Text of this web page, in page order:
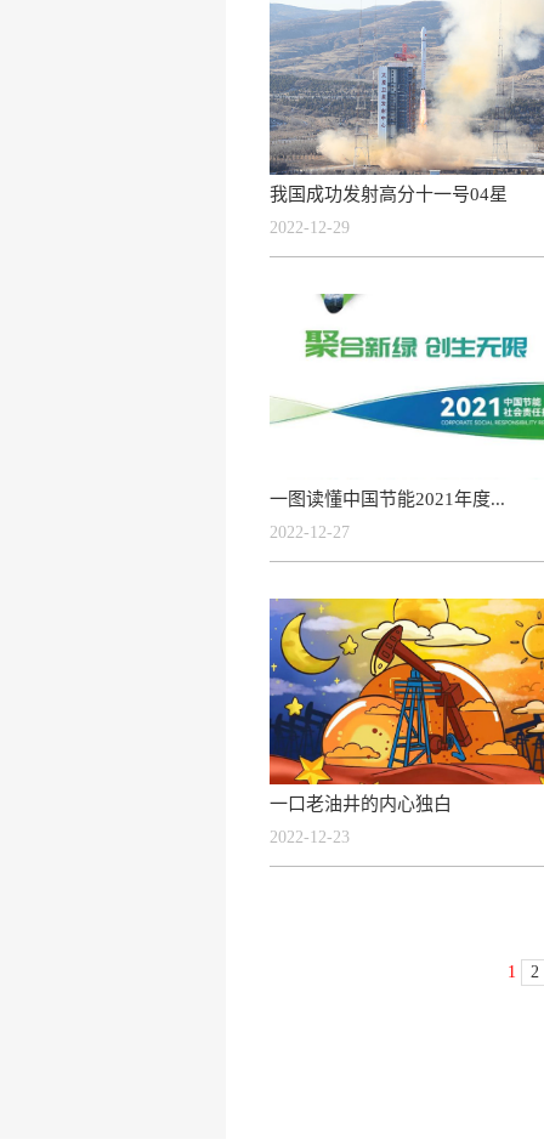
我国成功发射高分十一号04星
2022-12-29
一图读懂中国节能2021年度...
2022-12-27
一口老油井的内心独白
2022-12-23
1 2